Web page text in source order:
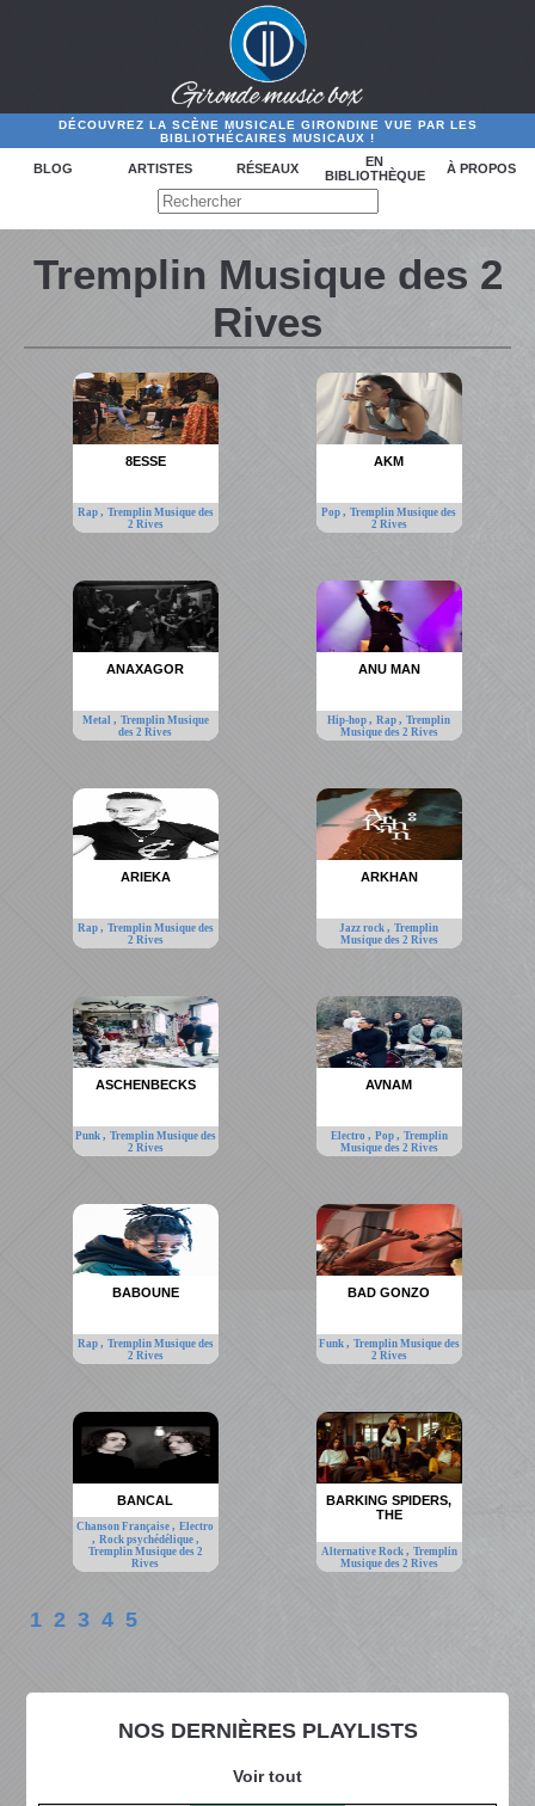
DÉCOUVREZ LA SCÈNE MUSICALE GIRONDINE VUE PAR LES
BIBLIOTHÉCAIRES MUSICAUX !
BLOG ARTISTES RÉSEAUX
EN
BIBLIOTHÈQUE
À PROPOS
NOS DERNIÈRES PLAYLISTS
Voir tout
Tremplin Musique des 2
Rives
8ESSE
Rap , Tremplin Musique des
2 Rives
AKM
Pop,Tremplin Musique des
2 Rives
ANAXAGOR
Metal , Tremplin Musique
des 2 Rives
ANU MAN
Hip-hop,Rap,Tremplin
Musique des 2 Rives
ARIEKA
Rap , Tremplin Musique des
2 Rives
ARKHAN
Jazz rock,Tremplin
Musique des 2 Rives
ASCHENBECKS
Punk , Tremplin Musique des
2 Rives
AVNAM
Electro , Pop , Tremplin
Musique des 2 Rives
BABOUNE
Rap , Tremplin Musique des
2 Rives
BAD GONZO
Funk , Tremplin Musique des
2 Rives
BANCAL
Chanson Française,Electro
, Rock psychédélique ,
Tremplin Musique des 2
Rives
BARKING SPIDERS,
THE
Alternative Rock , Tremplin
Musique des 2 Rives
1 2 3 4 5